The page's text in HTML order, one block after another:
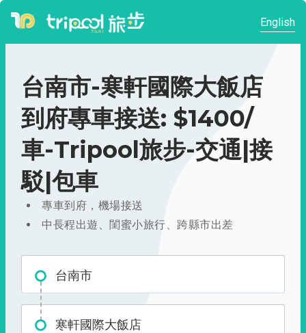
English
台南市-寒軒國際大飯店
到府專車接送: $1400/
車-Tripool旅步-交通|接
駁|包車
專車到府，機場接送
中長程出遊、閨蜜小旅行、跨縣市出差
台南市
寒軒國際大飯店